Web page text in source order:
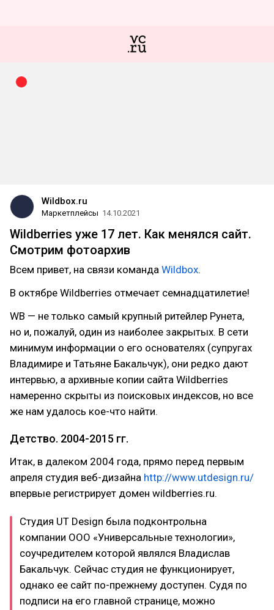
Wildbox.ru
Маркетплейсы 14.10.2021
Wildberries уже 17 лет. Как менялся сайт.
Смотрим фотоархив
Всем привет, на связи команда Wildbox.
В октябре Wildberries отмечает семнадцатилетие!
WB — не только самый крупный ритейлер Рунета,
но и, пожалуй, один из наиболее закрытых. В сети
минимум информации о его основателях (супругах
Владимире и Татьяне Бакальчук), они редко дают
интервью, а архивные копии сайта Wildberries
намеренно скрыты из поисковых индексов, но все
же нам удалось кое-что найти.
Детство. 2004-2015 гг.
Итак, в далеком 2004 года, прямо перед первым
апреля студия веб-дизайна http://www.utdesign.ru/
впервые регистрирует домен wildberries.ru.
Студия UT Design была подконтрольна
компании ООО «Универсальные технологии»,
соучредителем которой являлся Владислав
Бакальчук. Сейчас студия не функционирует,
однако ее сайт по-прежнему доступен. Судя по
подписи на его главной странице, можно